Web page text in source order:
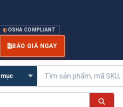
OSHA COMPLIANT
BÁO GIÁ NGAY